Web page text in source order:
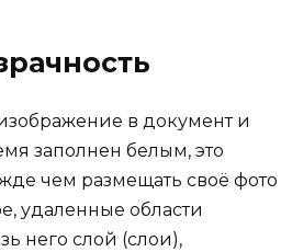
в документ и
заполнен белым, это
чем размещать своё фото
удаленные области
него слой (слои),